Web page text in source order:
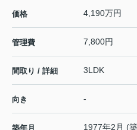
価格 4,190万円
管理費 7,800円
間取り / 詳細 3LDK
向き -
築年月 1977年2月 (